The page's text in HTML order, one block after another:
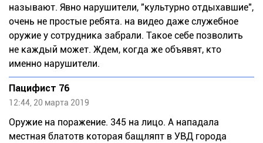
называют. Явно нарушители, "культурно отдыхавшие",
очень не простые ребята. на видео даже служебное
оружие у сотрудника забрали. Такое себе позволить
не каждый может. Ждем, когда же объявят, кто
именно нарушители.
Пацифист 76
12:44, 20 марта 2019
Оружие на поражение. 345 на лицо. А нападала
местная блатотв которая бащляпт в УВД города